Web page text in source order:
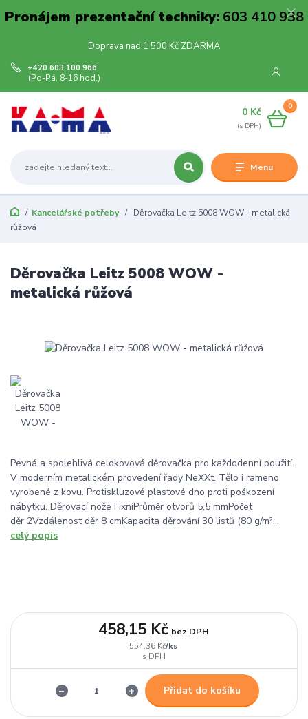
Pronájem prezentační techniky:603 410 938
Doprava nad 1 500 Kč ZDARMA
Menu
+420 603 100 966
(Po-Pá, 8-16 hod.)
0
0 Kč
Kancelářské potřeby
Děrovačka Leitz 5008 WOW - metalická
růžová
Děrovačka Leitz 5008 WOW -
metalická růžová
Pevná a spolehlivá celokovová děrovačka pro každodenní použití.
V moderním metalickém provedení řady NeXXt. Tělo i rameno
vyrobené z kovu. Protiskluzové plastové dno proti poškození
nábytku. Děrovací nože FixníPrůměr otvorů 5,5 mmPočet
děr 2Vzdálenost děr 8 cmKapacita děrování 30 listů (80 g/m²...
celý popis
554,36 Kč/ks
458,15 Kč bez DPH
Přidat do košíku